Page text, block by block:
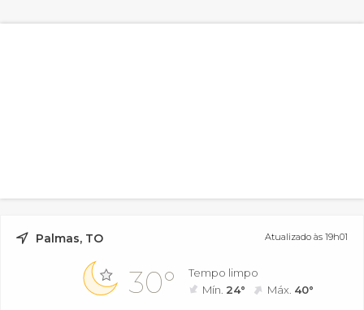
Palmas, TO Atualizado às 19h01
30°
Tempo limpo
Mín. 24° Máx. 40°